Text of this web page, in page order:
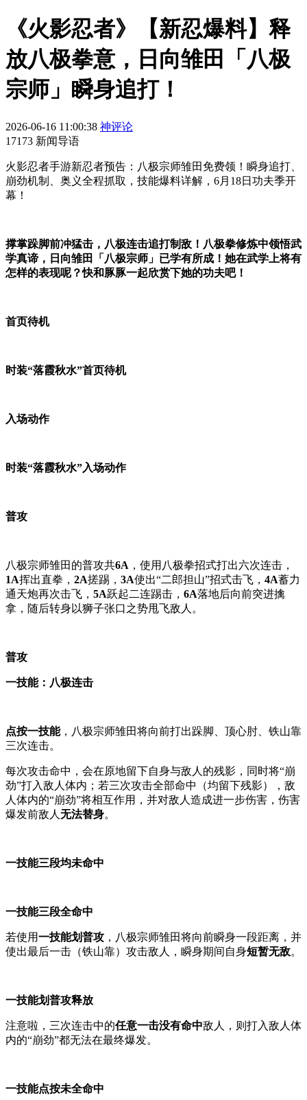
《火影忍者》【新忍爆料】释
放八极拳意，日向雏田「八极
宗师」瞬身追打！
2026-06-16 11:00:38 神评论
17173 新闻导语
火影忍者手游新忍者预告：八极宗师雏田免费领！瞬身追打、
崩劲机制、奥义全程抓取，技能爆料详解，6月18日功夫季开
幕！
撑掌跺脚前冲猛击，八极连击追打制敌！八极拳修炼中领悟武
学真谛，日向雏田「八极宗师」已学有所成！她在武学上将有
怎样的表现呢？快和豚豚一起欣赏下她的功夫吧！
首页待机
时装“落霞秋水”首页待机
入场动作
时装“落霞秋水”入场动作
普攻
八极宗师雏田的普攻共6A ，使用八极拳招式打出六次连击，
1A挥出直拳， 2A搓踢， 3A使出“二郎担山”招式击飞， 4A蓄力
通天炮再次击飞， 5A跃起二连踢击， 6A落地后向前突进擒
拿，随后转身以狮子张口之势甩飞敌人。
普攻
一技能：八极连击
点按一技能，八极宗师雏田将向前打出跺脚、顶心肘、铁山靠
三次连击。
每次攻击命中，会在原地留下自身与敌人的残影，同时将“崩
劲”打入敌人体内；若三次攻击全部命中（均留下残影），敌
人体内的“崩劲”将相互作用，并对敌人造成进一步伤害，伤害
爆发前敌人 无法替身。
一技能三段均未命中
一技能三段全命中
若使用一技能划普攻 ，八极宗师雏田将向前瞬身一段距离，并
使出最后一击（铁山靠）攻击敌人，瞬身期间自身短暂无敌。
一技能划普攻释放
注意啦，三次连击中的任意一击没有命中敌人，则打入敌人体
内的“崩劲”都无法在最终爆发。
一技能点按未全命中